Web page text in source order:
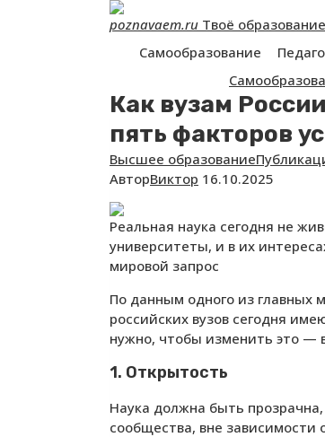
poznavaem.ru Твоё
Самообразование
Как вузам
пять факторов
Высшее образование
АвторВиктор 16.10.2025
Реальная наука сегодня не
университеты, и в их
мировой запрос
По данным одного из главных
российских вузов сегодня
нужно, чтобы изменить это —
1. Открытость
Наука должна быть
сообщества, вне зависимости